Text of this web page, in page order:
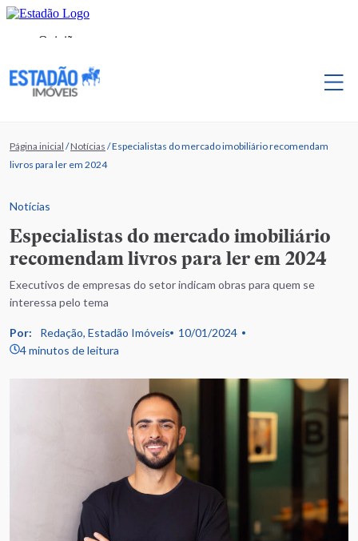
Página inicial /Notícias /Especialistas do mercado imobiliário recomendam
livros para ler em 2024
Notícias
Especialistas do mercado imobiliário
recomendam livros para ler em 2024
Executivos de empresas do setor indicam obras para quem se
interessa pelo tema
Por: Redação, Estadão Imóveis
10/01/2024
4 minutos de leitura